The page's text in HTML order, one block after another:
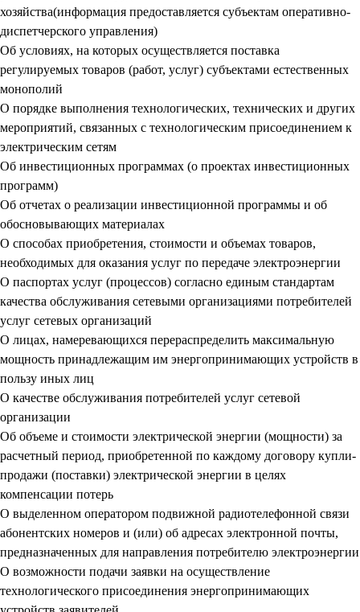
хозяйства(информация предоставляется субъектам оперативно-
диспетчерского управления)
Об условиях, на которых осуществляется поставка
регулируемых товаров (работ, услуг) субъектами естественных
монополий
О порядке выполнения технологических, технических и других
мероприятий, связанных с технологическим присоединением к
электрическим сетям
Об инвестиционных программах (о проектах инвестиционных
программ)
Об отчетах о реализации инвестиционной программы и об
обосновывающих материалах
О способах приобретения, стоимости и объемах товаров,
необходимых для оказания услуг по передаче электроэнергии
О паспортах услуг (процессов) согласно единым стандартам
качества обслуживания сетевыми организациями потребителей
услуг сетевых организаций
О лицах, намеревающихся перераспределить максимальную
мощность принадлежащим им энергопринимающих устройств в
пользу иных лиц
О качестве обслуживания потребителей услуг сетевой
организации
Об объеме и стоимости электрической энергии (мощности) за
расчетный период, приобретенной по каждому договору купли-
продажи (поставки) электрической энергии в целях
компенсации потерь
О выделенном оператором подвижной радиотелефонной связи
абонентских номеров и (или) об адресах электронной почты,
предназначенных для направления потребителю электроэнергии
О возможности подачи заявки на осуществление
технологического присоединения энергопринимающих